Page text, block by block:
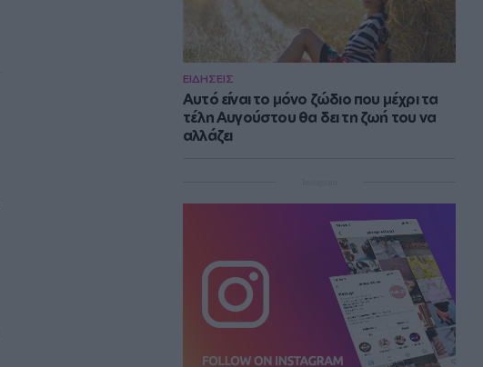
ΕΙΔΗΣΕΙΣ
Αυτό είναι το μόνο ζώδιο που μέχρι τα
τέλη Αυγούστου θα δει τη ζωή του να
αλλάζει